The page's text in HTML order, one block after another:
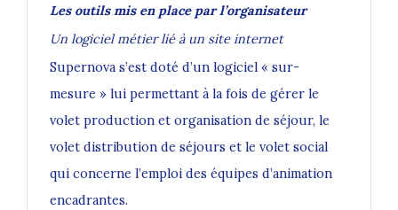
Les outils mis en place par l’organisateur
Un logiciel métier lié à un site internet
Supernova s’est doté d’un logiciel « sur-
mesure » lui permettant à la fois de gérer le
volet production et organisation de séjour, le
volet distribution de séjours et le volet social
qui concerne l’emploi des équipes d’animation
encadrantes.